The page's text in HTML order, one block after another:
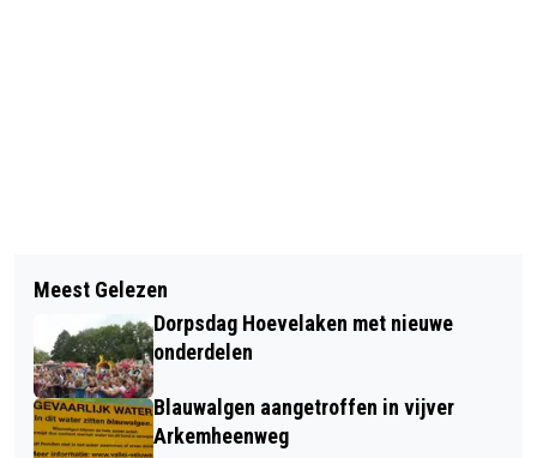
KINDEREN PRATEN MEE OVER DE
TOEKOMST VAN SCHOLEN IN NIJKERK
NIEUW BESTUUR VOOR JEUGD- EN
JONGERENWERK
Meest Gelezen
Dorpsdag Hoevelaken met nieuwe
onderdelen
Blauwalgen aangetroffen in vijver
Arkemheenweg